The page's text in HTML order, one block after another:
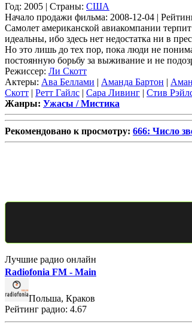
Год: 2005 | Страны: США
Начало продажи фильма: 2008-12-04 |
Cамолет американской авиакомпании
идеальны, ибо здесь нет недостатка ни в
Но это лишь до тех пор, пока люди не
постоянную борьбу за выживание и не
Режиссер: Ли Скотт
Актеры: Ава Беллами | Аманда Бартон |
Скотт | Ретт Гайлс | Сара Ливинг | Стив
Жанры: Ужасы / Мистика
Рекомендовано к просмотру: 666: Число
Лучшие радио онлайн
Radiofonia FM - Main
Польша, Краков
Рейтинг радио: 4.67